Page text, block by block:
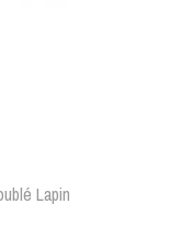
Lapin